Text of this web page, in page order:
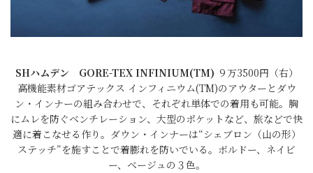
SHハムデン GORE-TEX INFINIUM(TM) ９万3500円（右）
高機能素材ゴアテックス インフィニウム(TM)のアウターとダウ
ン・インナーの組み合わせで、それぞれ単体での着用も可能。胸
にムレを防ぐベンチレーション、大型のポケットなど、旅などで快
適に着こなせる作り。ダウン・インナーは“シェブロン（山の形）
ステッチ”を施すことで着膨れを防いでいる。ボルドー、ネイビ
ー、ベージュの３色。